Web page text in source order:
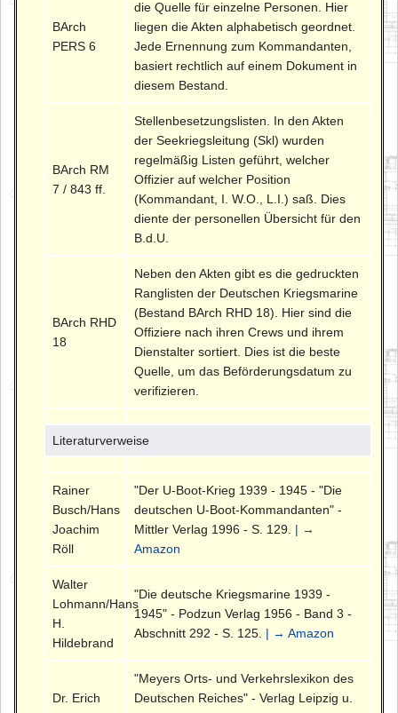
BArch
PERS 6
die Quelle für einzelne Personen. Hier
liegen die Akten alphabetisch geordnet.
Jede Ernennung zum Kommandanten,
basiert rechtlich auf einem Dokument in
diesem Bestand.
BArch RM
7 / 843 ff.
Stellenbesetzungslisten. In den Akten
der Seekriegsleitung (Skl) wurden
regelmäßig Listen geführt, welcher
Offizier auf welcher Position
(Kommandant, I. W.O., L.I.) saß. Dies
diente der personellen Übersicht für den
B.d.U.
BArch RHD
18
Neben den Akten gibt es die gedruckten
Ranglisten der Deutschen Kriegsmarine
(Bestand BArch RHD 18). Hier sind die
Offiziere nach ihren Crews und ihrem
Dienstalter sortiert. Dies ist die beste
Quelle, um das Beförderungsdatum zu
verifizieren.
Literaturverweise
Rainer
Busch/Hans
Joachim
Röll
"Der U-Boot-Krieg 1939 - 1945 - "Die
deutschen U-Boot-Kommandanten" -
Mittler Verlag 1996 - S. 129. | →
Amazon
Walter
Lohmann/Hans
H.
Hildebrand
"Die deutsche Kriegsmarine 1939 -
1945" - Podzun Verlag 1956 - Band 3 -
Abschnitt 292 - S. 125. | → Amazon
Dr. Erich
"Meyers Orts- und Verkehrslexikon des
Deutschen Reiches" - Verlag Leipzig u.